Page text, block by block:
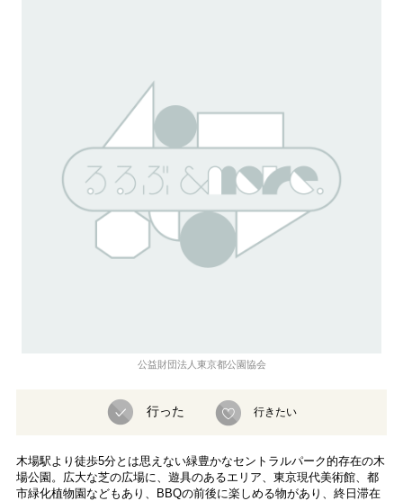
公益財団法人東京都公園協会
行った 行きたい
木場駅より徒歩5分とは思えない緑豊かなセントラルパーク的存在の木
場公園。広大な芝の広場に、遊具のあるエリア、東京現代美術館、都
市緑化植物園などもあり、BBQの前後に楽しめる物があり、終日滞在